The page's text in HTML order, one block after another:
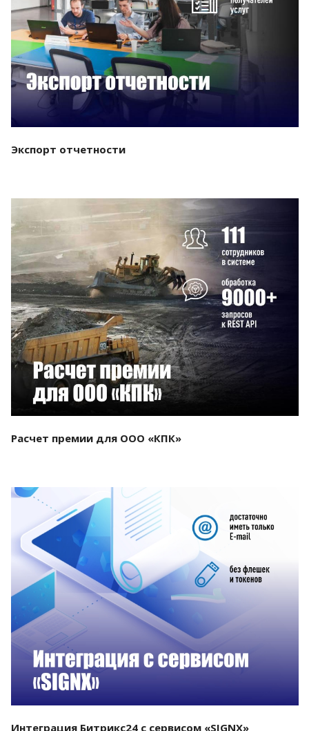
Смотреть проект
Экспорт отчетности
Смотреть проект
Расчет премии для ООО «КПК»
Смотреть проект
Интеграция Битрикс24 с сервисом «SIGNX»